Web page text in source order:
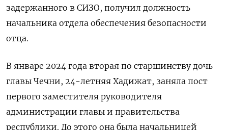
задержанного в СИЗО, получил должность
начальника отдела обеспечения безопасности
отца.
В январе 2024 года вторая по старшинству дочь
главы Чечни, 24-летняя Хадижат, заняла пост
первого заместителя руководителя
администрации главы и правительства
республики. До этого она была начальницей